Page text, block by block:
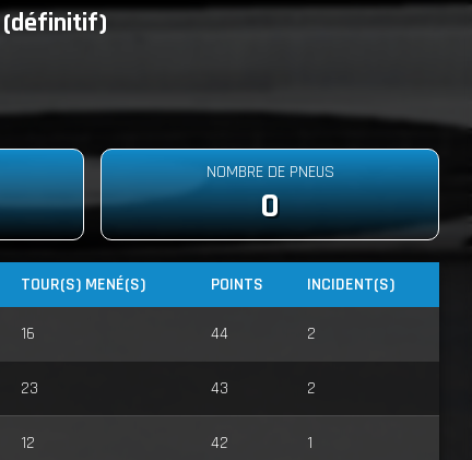
(définitif)
NOMBRE DE PNEUS
0
TOUR(S) MENÉ(S) POINTS INCIDENT(S)
16 44 2
23 43 2
12 42 1